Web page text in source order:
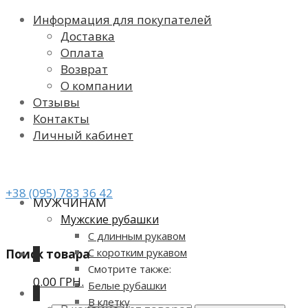
Информация для покупателей
Доставка
Оплата
Возврат
О компании
Отзывы
Контакты
Личный кабинет
+38 (095) 783 36 42
Поиск товара
МУЖЧИНАМ
Мужские рубашки
С длинным рукавом
С коротким рукавом
Смотрите также:
Белые рубашки
В клетку
0.00 ГРН.